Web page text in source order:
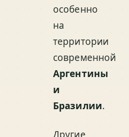
особенно
на
территории
современной
Аргентины
и
Бразилии.
Другие